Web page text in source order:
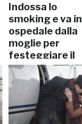
Indossa lo
smoking e va in
ospedale dalla
moglie per
festeggiare il
57esimo
anniversario